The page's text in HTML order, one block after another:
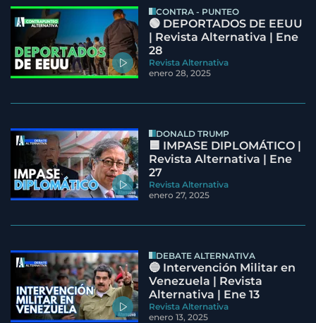
CONTRA - PUNTEO
🟢 DEPORTADOS DE EEUU
| Revista Alternativa | Ene
28
Revista Alternativa
enero 28, 2025
DONALD TRUMP
🟦 IMPASE DIPLOMÁTICO |
Revista Alternativa | Ene
27
Revista Alternativa
enero 27, 2025
DEBATE ALTERNATIVA
🔵 Intervención Militar en
Venezuela | Revista
Alternativa | Ene 13
Revista Alternativa
enero 13, 2025